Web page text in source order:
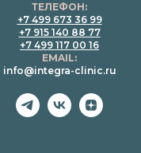
ТЕЛЕФОН:
+7 499 673 36 99
+7 915 140 88 77
+7 499 117 00 16
EMAIL:
info@integra-clinic.ru